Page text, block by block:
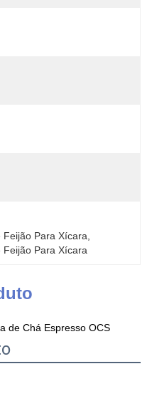
Feijão Para Xícara
Feijão Para Xícara
de Chá Espresso OCS